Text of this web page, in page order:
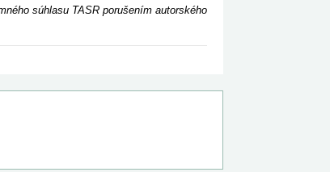
súhlasu TASR porušením autorského